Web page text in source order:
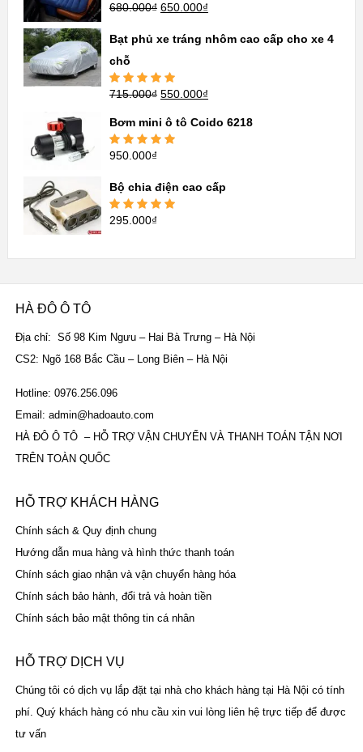
Được xếp
680.000₫ 650.000₫
Bạt phủ xe tráng nhôm cao cấp cho xe 4
chỗ
Được xếp
sao
715.000₫ 550.000₫
Bơm mini ô tô Coido 6218
Được xếp
950.000₫
Bộ chia điện cao cấp
Được xếp
295.000₫
HÀ ĐÔ Ô TÔ
Địa chỉ: Số 98 Kim Ngưu – Hai Bà Trưng – Hà Nội
CS2: Ngõ 168 Bắc Cầu – Long Biên – Hà Nội
Hotline: 0976.256.096
Email: admin@hadoauto.com
HÀ ĐÔ Ô TÔ – HỖ TRỢ VẬN CHUYỂN VÀ THANH TOÁN TẬN NƠI
TRÊN TOÀN QUỐC
HỖ TRỢ KHÁCH HÀNG
Chính sách & Quy định chung
Hướng dẫn mua hàng và hình thức thanh toán
Chính sách giao nhận và vận chuyển hàng hóa
Chính sách bảo hành, đổi trả và hoàn tiền
Chính sách bảo mật thông tin cá nhân
HỖ TRỢ DỊCH VỤ
Chúng tôi có dịch vụ lắp đặt tại nhà cho khách hàng tại Hà Nội có tính
phí. Quý khách hàng có nhu cầu xin vui lòng liên hệ trực tiếp để được
tư vấn